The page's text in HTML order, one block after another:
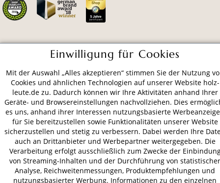
VERSAND
AGB Datenschutz
Impressum
© 2026 HOLZ-LEUTE
* Alle Preise inkl. gesetzl. Mehrwertsteuer zzgl.
Versandkosten
Einwilligung für Cookies
Mit der Auswahl „Alles akzeptieren“ stimmen Sie der Nutzung
Cookies und ähnlichen Technologien auf unserer Website holz-
leute.de zu. Dadurch können wir Ihre Aktivitäten anhand Ihrer
Geräte- und Browsereinstellungen nachvollziehen. Dies
es uns, anhand ihrer Interessen nutzungsbasierte
für Sie bereitzustellen sowie Funktionalitäten unserer Website
sicherzustellen und stetig zu verbessern. Dabei werden Ihre
auch an Drittanbieter und Werbepartner weitergegeben. Die
Verarbeitung erfolgt ausschließlich zum Zwecke der
von Streaming-Inhalten und der Durchführung von statistischer
Analyse, Reichweitenmessungen, Produktempfehlungen und
nutzungsbasierter Werbung. Informationen zu den einzelnen